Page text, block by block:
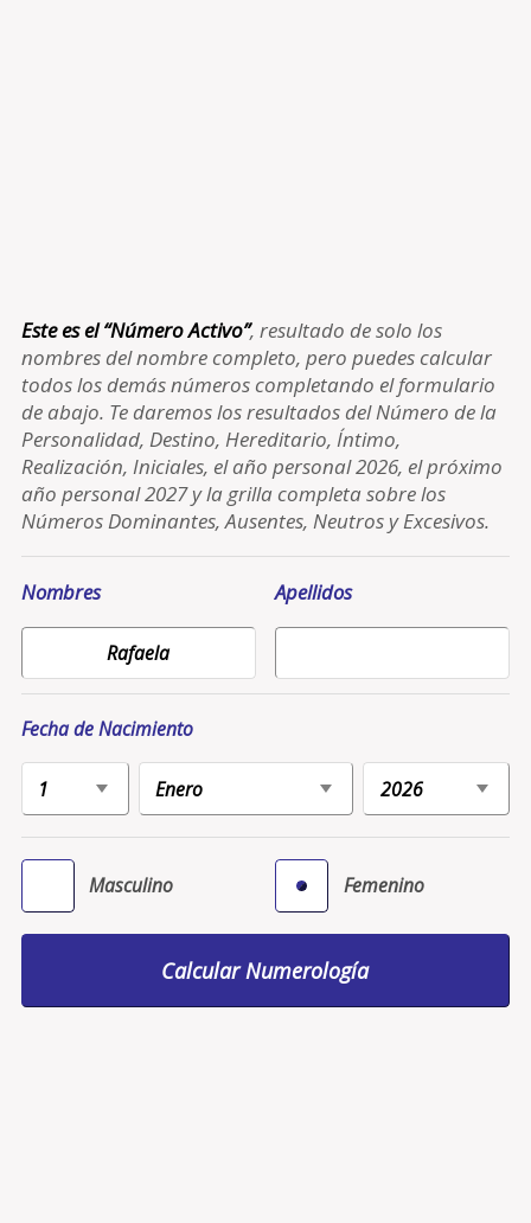
Este es el “Número Activo”, resultado de solo los
nombres del nombre completo, pero puedes calcular
todos los demás números completando el formulario
de abajo. Te daremos los resultados del Número de la
Personalidad, Destino, Hereditario, Íntimo,
Realización, Iniciales, el año personal 2026, el próximo
año personal 2027 y la grilla completa sobre los
Números Dominantes, Ausentes, Neutros y Excesivos.
Nombres Apellidos
Fecha de Nacimiento
Masculino Femenino